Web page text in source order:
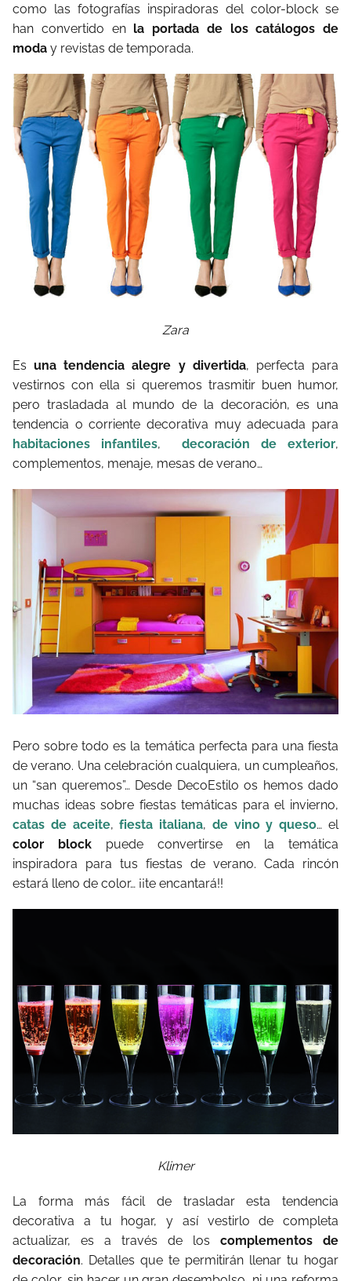
como las fotografías inspiradoras del color-block se
han convertido en la portada de los catálogos de
moda y revistas de temporada.
Zara
Esuna tendencia alegre y divertida, perfecta para
vestirnos con ella si queremos trasmitir buen humor,
pero trasladada al mundo de la decoración, es una
tendencia o corriente decorativa muy adecuada para
habitaciones infantiles,decoración de exterior,
complementos, menaje, mesas de verano…
Pero sobre todo es la temática perfecta para una fiesta
de verano. Una celebración cualquiera, un cumpleaños,
un “san queremos”… Desde DecoEstilo os hemos dado
muchas ideas sobre fiestas temáticas para el invierno,
catas de aceite,fiesta italiana, de vino y queso… el
color blockpuede convertirse en la temática
inspiradora para tus fiestas de verano. Cada rincón
estará lleno de color… ¡¡te encantará!!
Klimer
La forma más fácil de trasladar esta tendencia
decorativa a tu hogar, y así vestirlo de completa
actualizar, es a través de los complementos de
decoración. Detalles que te permitirán llenar tu hogar